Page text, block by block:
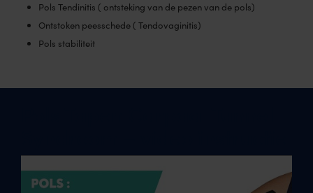
Pols Tendinitis ( ontsteking van de pezen van de pols)
Ontstoken peesschede ( Tendovaginitis)
Pols stabiliteit